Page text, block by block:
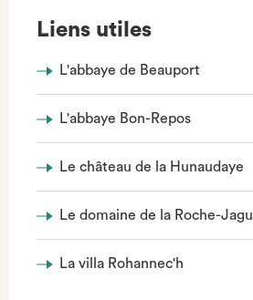
Liens utiles
L'abbaye de Beauport
L'abbaye Bon-Repos
Le château de la Hunaudaye
Le domaine de la Roche-Jagu
La villa Rohannec'h